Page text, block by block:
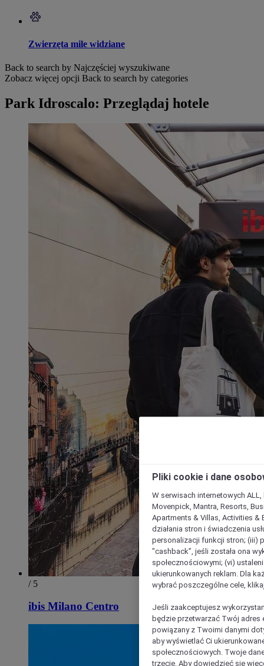
Zwierzęta mile widziane
Back to search by Najczęściej wyszukiwane
Zobacz więcej opcji Back to search by categories
Park Idroscalo: Przeglądaj hotele
/ 5
ibis Milano Centro
Pliki cookie i dane
W serwisach internetowych
Movenpick, Mantra, Resorts,
Apartments & Villas, Activities &
działania stron i świadczenia
personalizacji funkcji stron; (iii)
"cashback”, jeśli została ona
społecznościowymi; (vi)
ukierunkowanych reklam. Dla
wybrać poszczególne cele,
Jeśli zaakceptujesz
będzie przetwarzać Twój adres
powiązany z Twoimi danymi
aby wyświetlać Ci
społecznościowych. Twoje
trzecie. Aby dowiedzieć się